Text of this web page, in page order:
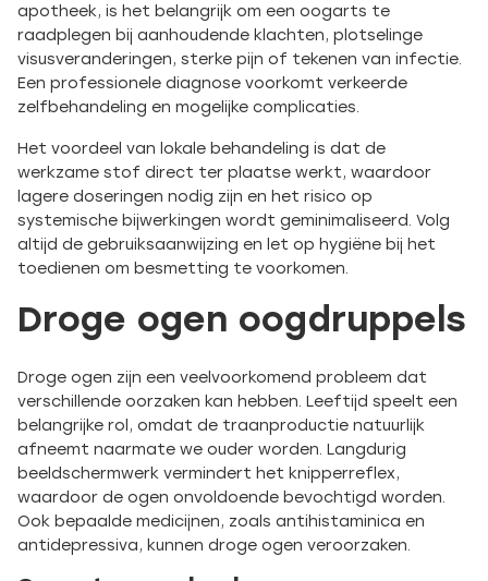
apotheek, is het belangrijk om een oogarts te
raadplegen bij aanhoudende klachten, plotselinge
visusveranderingen, sterke pijn of tekenen van infectie.
Een professionele diagnose voorkomt verkeerde
zelfbehandeling en mogelijke complicaties.
Het voordeel van lokale behandeling is dat de
werkzame stof direct ter plaatse werkt, waardoor
lagere doseringen nodig zijn en het risico op
systemische bijwerkingen wordt geminimaliseerd. Volg
altijd de gebruiksaanwijzing en let op hygiëne bij het
toedienen om besmetting te voorkomen.
Droge ogen oogdruppels
Droge ogen zijn een veelvoorkomend probleem dat
verschillende oorzaken kan hebben. Leeftijd speelt een
belangrijke rol, omdat de traanproductie natuurlijk
afneemt naarmate we ouder worden. Langdurig
beeldschermwerk vermindert het knipperreflex,
waardoor de ogen onvoldoende bevochtigd worden.
Ook bepaalde medicijnen, zoals antihistaminica en
antidepressiva, kunnen droge ogen veroorzaken.